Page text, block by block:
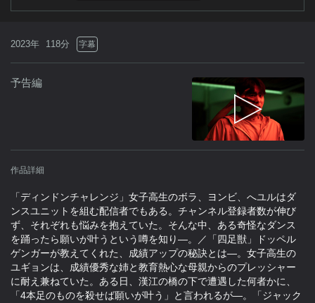
2023年 118分 字幕
予告編
作品詳細
「ディンドンチャレンジ」女子高生のボラ、ヨンビ、へユルはダ
ンスユニットを組む配信者でもある。チャンネル登録者数が伸び
ず、それぞれも悩みを抱えていた。そんな中、ある奇怪なダンス
を踊ったら願いが叶うという噂を知り―。／「四足獣」ドッペル
ゲンガーが教えてくれた、成績アップの秘訣とは―。女子高生の
ユギョンは、成績優秀な姉と教育熱心な母親からのプレッシャー
に耐え兼ねていた。ある日、漢江の橋の下で遭遇した何者かに、
「4本足のものを殺せば願いが叶う」と言われるが―。「ジャック